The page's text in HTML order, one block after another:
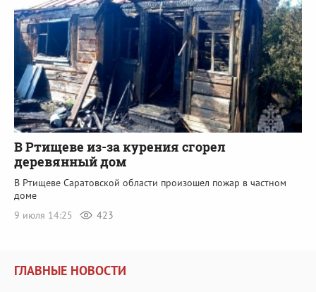
В Ртищеве из-за курения сгорел
деревянный дом
В Ртищеве Саратовской области произошел пожар в частном
доме
9 июля 14:25
423
ГЛАВНЫЕ НОВОСТИ